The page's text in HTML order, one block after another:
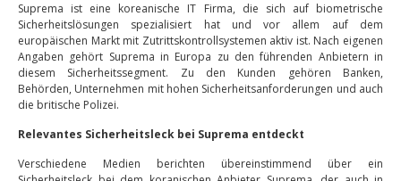
Suprema ist eine koreanische IT Firma, die sich auf biometrische
Sicherheitslösungen spezialisiert hat und vor allem auf dem
europäischen Markt mit Zutrittskontrollsystemen aktiv ist. Nach eigenen
Angaben gehört Suprema in Europa zu den führenden Anbietern in
diesem Sicherheitssegment. Zu den Kunden gehören Banken,
Behörden, Unternehmen mit hohen Sicherheitsanforderungen und auch
die britische Polizei.
Relevantes Sicherheitsleck bei Suprema entdeckt
Verschiedene Medien berichten übereinstimmend über ein